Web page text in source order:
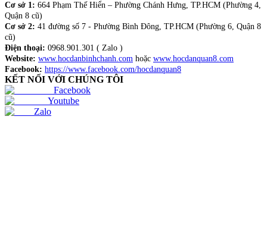
Cơ sở 1: 664 Phạm Thế Hiển – Phường Chánh Hưng, TP.HCM (Phường 4,
Quận 8 cũ)
Cơ sở 2: 41 đường số 7 - Phường Bình Đông, TP.HCM (Phường 6, Quận 8
cũ)
Điện thoại: 0968.901.301 ( Zalo )
Website: www.hocdanbinhchanh.com hoặc www.hocdanquan8.com
Facebook: https://www.facebook.com/hocdanquan8
KẾT NỐI VỚI CHÚNG TÔI
Facebook
Youtube
Zalo